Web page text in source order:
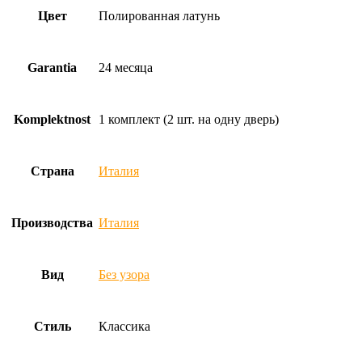
Цвет Полированная латунь
Garantia 24 месяца
Komplektnost 1 комплект (2 шт. на одну дверь)
Страна Италия
Производства Италия
Вид Без узора
Стиль Классика